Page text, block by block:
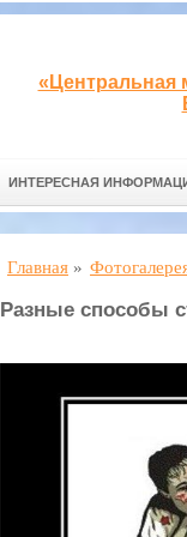
«Центральная
ИНТЕРЕСНАЯ
Главная »
Разные способы